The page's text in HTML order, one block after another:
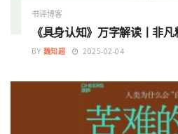
书评博客
《具身认知》万字解读丨非
BY 魏知超 2025-02-04